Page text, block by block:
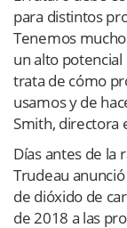
para distintos
Tenemos
un alto potencial
trata de cómo
usamos y de
Smith, directora
Días antes de la
Trudeau
de dióxido de
de 2018 a las